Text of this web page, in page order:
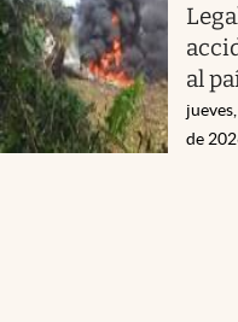
al
de